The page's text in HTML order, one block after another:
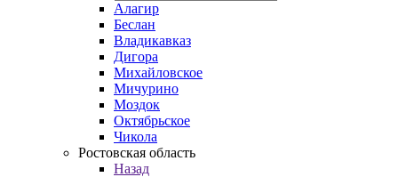
Алагир
Беслан
Владикавказ
Дигора
Михайловское
Мичурино
Моздок
Октябрьское
Чикола
Ростовская область
Назад